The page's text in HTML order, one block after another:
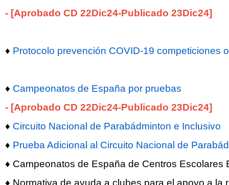
- [Aprobado CD 22Dic24-Publicado 23Dic24]
♦ Protocolo prevención COVID-19 competiciones
♦ Campeonatos de España por pruebas
- [Aprobado CD 22Dic24-Publicado 23Dic24]
♦ Circuito Nacional de Parabádminton e Inclusivo
♦ Prueba Adicional al Circuito Nacional de
♦ Campeonatos de España de Centros Escolares
♦ Normativa de ayuda a clubes para el apoyo a la